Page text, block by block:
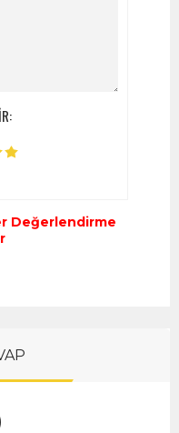
Değerlendirme